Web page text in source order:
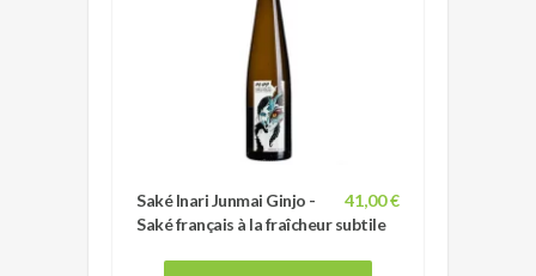
41,00 €
Saké Inari Junmai Ginjo -
Saké français à la fraîcheur subtile